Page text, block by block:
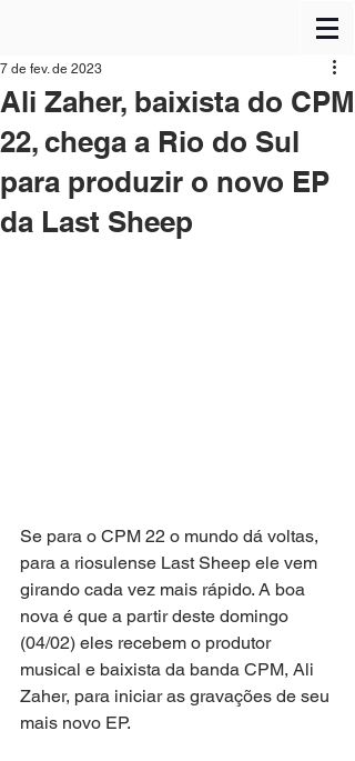
Ali Zaher, baixista do CPM
22, chega a Rio do Sul
para produzir o novo EP
da Last Sheep
7 de fev. de 2023
Se para o CPM 22 o mundo dá voltas,
para a riosulense Last Sheep ele vem
girando cada vez mais rápido. A boa
nova é que a partir deste domingo
(04/02) eles recebem o produtor
musical e baixista da banda CPM, Ali
Zaher, para iniciar as gravações de seu
mais novo EP.